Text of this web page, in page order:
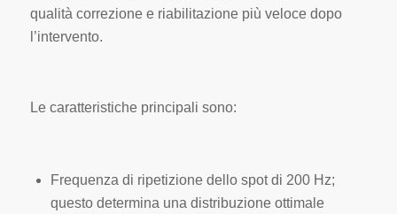
qualità correzione e riabilitazione più veloce dopo
l’intervento.
Le caratteristiche principali sono:
Frequenza di ripetizione dello spot di 200 Hz;
questo determina una distribuzione ottimale